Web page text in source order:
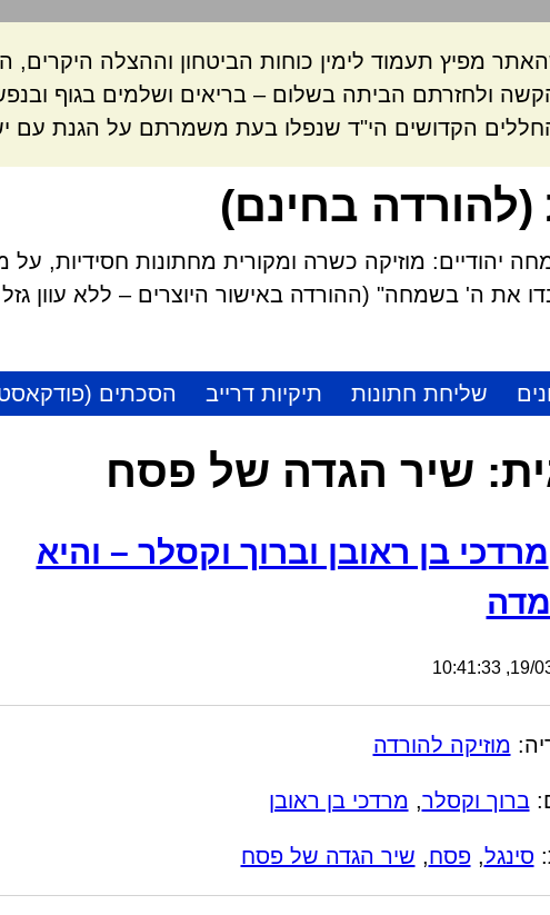
מפיץ תעמוד לימין כוחות הביטחון וההצלה
ולחזרתם הביתה בשלום – בריאים ושלמים בגוף
הקדושים הי"ד שנפלו בעת משמרתם על הגנת עם
(להורדה בחינם)
יהודיים: מוזיקה כשרה ומקורית מחתונות חסידיות, על
את ה' בשמחה" (ההורדה באישור היוצרים – ללא עוון גזל
שליחת חתונות תיקיות דרייב הסכתים
שיר הגדה של פסח
מרדכי בן ראובן וברוך וקסלר – והיא
19/03/
מוזיקה להורדה
ברוך וקסלר, מרדכי בן ראובן
סינגל,פסח, שיר הגדה של פסח